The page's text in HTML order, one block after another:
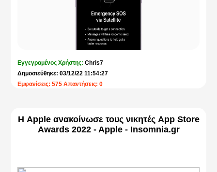
Εγγεγραμένος Χρήστης:Chris7
Δημοσιεύθηκε: 03/12/22 11:54:27
Εμφανίσεις: 575 Απαντήσεις: 0
Η Apple ανακοίνωσε τους νικητές App Store
Awards 2022 - Apple - Insomnia.gr